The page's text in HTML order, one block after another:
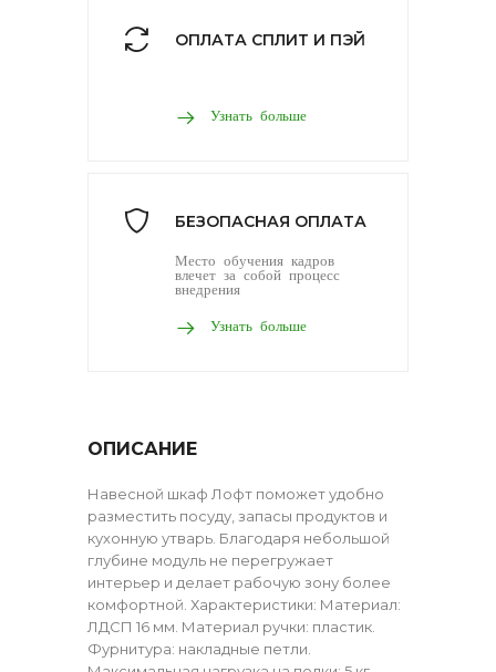
ОПЛАТА СПЛИТ И ПЭЙ
Узнать больше
БЕЗОПАСНАЯ ОПЛАТА
Место обучения кадров
влечет за собой процесс
внедрения
Узнать больше
ОПИСАНИЕ
Навесной шкаф Лофт поможет удобно
разместить посуду, запасы продуктов и
кухонную утварь. Благодаря небольшой
глубине модуль не перегружает
интерьер и делает рабочую зону более
комфортной. Характеристики: Материал:
ЛДСП 16 мм. Материал ручки: пластик.
Фурнитура: накладные петли.